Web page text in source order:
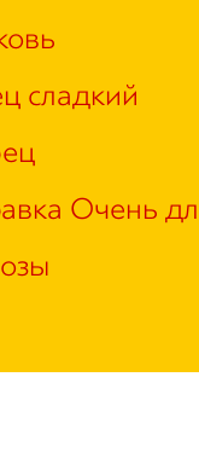
сладкий
Очень